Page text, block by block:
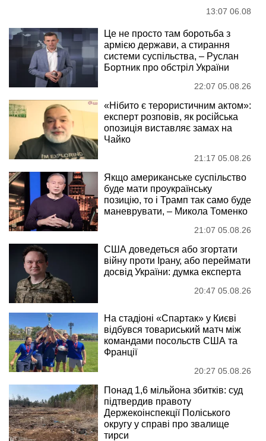
13:07 06.08
Це не просто там боротьба з
армією держави, а стирання
системи суспільства, – Руслан
Бортник про обстріл України
22:07 05.08.26
«Нібито є терористичним актом»:
експерт розповів, як російська
опозиція виставляє замах на
Чайко
21:17 05.08.26
Якщо американське суспільство
буде мати проукраїнську
позицію, то і Трамп так само буде
маневрувати, – Микола Томенко
21:07 05.08.26
США доведеться або згортати
війну проти Ірану, або переймати
досвід України: думка експерта
20:47 05.08.26
На стадіоні «Спартак» у Києві
відбувся товариський матч між
командами посольств США та
Франції
20:27 05.08.26
Понад 1,6 мільйона збитків: суд
підтвердив правоту
Держекоінспекції Поліського
округу у справі про звалище
тирси